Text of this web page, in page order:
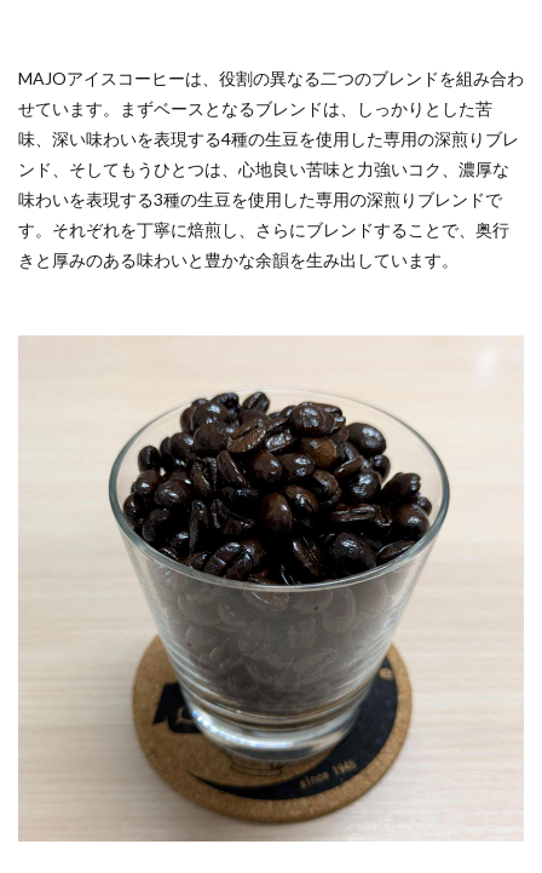
MAJOアイスコーヒーは、役割の異なる二つのブレンドを組み合わ
せています。まずベースとなるブレンドは、しっかりとした苦
味、深い味わいを表現する4種の生豆を使用した専用の深煎りブレ
ンド、そしてもうひとつは、心地良い苦味と力強いコク、濃厚な
味わいを表現する3種の生豆を使用した専用の深煎りブレンドで
す。それぞれを丁寧に焙煎し、さらにブレンドすることで、奥行
きと厚みのある味わいと豊かな余韻を生み出しています。